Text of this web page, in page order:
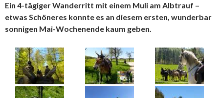
Ein 4-tägiger Wanderritt mit einem Muli am Albtrauf –
etwas Schöneres konnte es an diesem ersten, wunderbar
sonnigen Mai-Wochenende kaum geben.